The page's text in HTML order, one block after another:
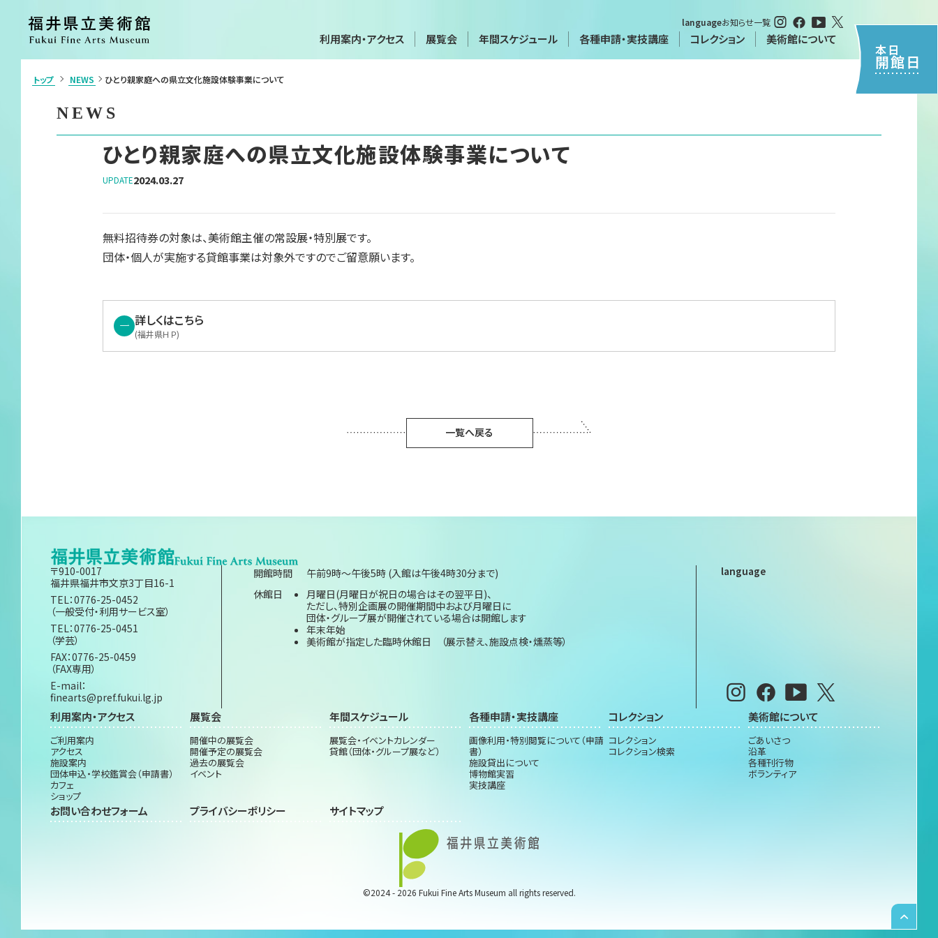
利用案内・アクセス 展覧会 年間スケジュール 各種申請・実技講座 コレクション 美術館について
languageお知らせ一覧
本日
開館日
施設案内
開催予定の展覧会
過去の展覧会
貸館（団体・グループ展など）
コレクション
ごあいさつ
ボランティア
サイトマップ
トップ NEWS ひとり親家庭への県立文化施設体験事業について
NEWS
ひとり親家庭への県立文化施設体験事業について
UPDATE2024.03.27
無料招待券の対象は、美術館主催の常設展・特別展です。
団体・個人が実施する貸館事業は対象外ですのでご留意願います。
詳しくはこちら
(福井県ＨＰ)
一覧へ戻る
〒910-0017
福井県福井市文京3丁目16-1
TEL：0776-25-0452
（一般受付・利用サービス室）
TEL：0776-25-0451
（学芸）
FAX：0776-25-0459
（FAX専用）
E-mail：
finearts@pref.fukui.lg.jp
開館時間
午前9時～午後5時 (入館は午後4時30分まで)
休館日
月曜日(月曜日が祝日の場合はその翌平日)、
ただし、特別企画展の開催期間中および月曜日に
団体・グループ展が開催されている場合は開館します
年末年始
美術館が指定した臨時休館日 （展示替え、施設点検・燻蒸等）
language
利用案内・アクセス
ご利用案内
アクセス
施設案内
団体申込・学校鑑賞会（申請書）
カフェ
ショップ
展覧会
開催中の展覧会
開催予定の展覧会
過去の展覧会
イベント
年間スケジュール
展覧会・イベントカレンダー
貸館（団体・グループ展など）
各種申請・実技講座
画像利用・特別閲覧について（申請
書）
施設貸出について
博物館実習
実技講座
コレクション
コレクション
コレクション検索
美術館について
ごあいさつ
沿革
各種刊行物
ボランティア
お問い合わせフォーム プライバシーポリシー サイトマップ
©2024 - 2026 Fukui Fine Arts Museum all rights reserved.